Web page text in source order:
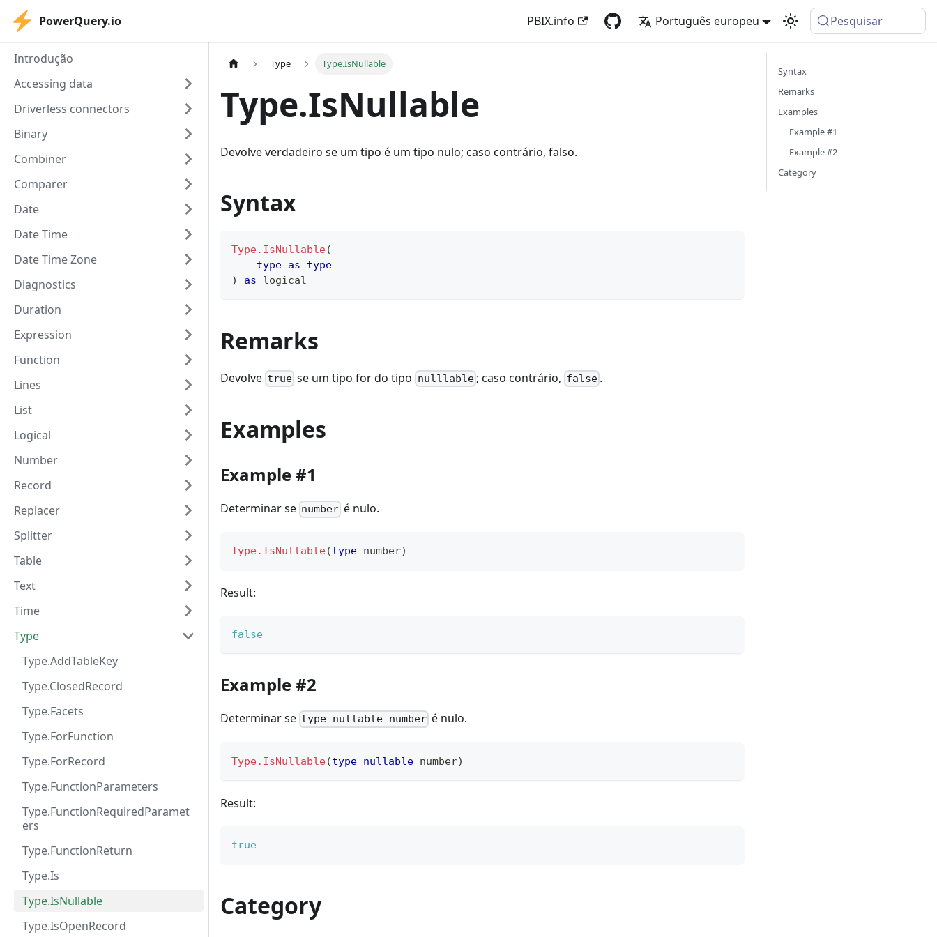
PowerQuery.io PBIX.info Português europeu Pesquisar
Introdução
Accessing data
Driverless connectors
Binary
Combiner
Comparer
Date
Date Time
Date Time Zone
Diagnostics
Duration
Expression
Function
Lines
List
Logical
Number
Record
Replacer
Splitter
Table
Text
Time
Type
Type.AddTableKey
Type.ClosedRecord
Type.Facets
Type.ForFunction
Type.ForRecord
Type.FunctionParameters
Type.FunctionRequiredParamet
ers
Type.FunctionReturn
Type.Is
Type.IsNullable
Type.IsOpenRecord
Type Type.IsNullable
Type.IsNullable
Devolve verdadeiro se um tipo é um tipo nulo; caso contrário, falso.
Syntax
Type.IsNullable(
type as
type
)
as logical
Remarks
Devolve true se um tipo for do tipo nulllable; caso contrário, false .
Examples
Example #1
Determinar se number é nulo.
Type.IsNullable(type number)
Result:
false
Example #2
Determinar se type nullable number é nulo.
Type.IsNullable(type nullable number)
Result:
true
Category
Syntax
Remarks
Examples
Example #1
Example #2
Category